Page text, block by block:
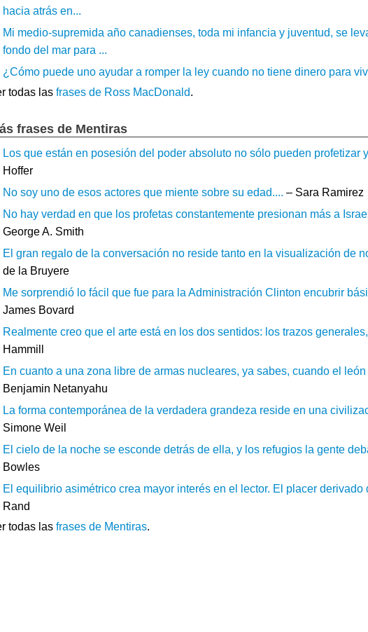
hacia atrás en...
Mi medio-supremida año canadienses, toda mi infancia y juventud, se
fondo del mar para ...
¿Cómo puede uno ayudar a romper la ley cuando no tiene dinero para
todas las frases de Ross MacDonald.
frases de Mentiras
Los que están en posesión del poder absoluto no sólo pueden profetizar
Hoffer
No soy uno de esos actores que miente sobre su edad.... – Sara Ramirez
No hay verdad en que los profetas constantemente presionan más a
George A. Smith
El gran regalo de la conversación no reside tanto en la visualización de
de la Bruyere
Me sorprendió lo fácil que fue para la Administración Clinton encubrir
James Bovard
Realmente creo que el arte está en los dos sentidos: los trazos
Hammill
En cuanto a una zona libre de armas nucleares, ya sabes, cuando el
Benjamin Netanyahu
La forma contemporánea de la verdadera grandeza reside en una
Simone Weil
El cielo de la noche se esconde detrás de ella, y los refugios la gente
Bowles
El equilibrio asimétrico crea mayor interés en el lector. El placer derivado
Rand
todas las frases de Mentiras.